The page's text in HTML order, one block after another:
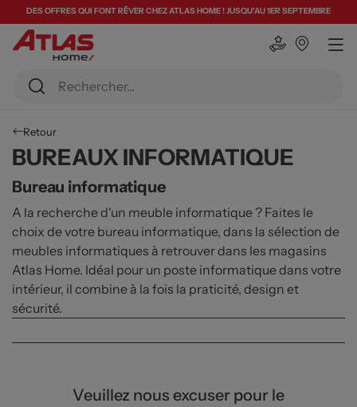
DES OFFRES QUI FONT RÊVER CHEZ ATLAS HOME ! JUSQU'AU 1ER SEPTEMBRE
Retour
BUREAUX INFORMATIQUE
Bureau informatique
A la recherche d'un meuble informatique ? Faites le
choix de votre bureau informatique, dans la sélection de
meubles informatiques à retrouver dans les magasins
Atlas Home. Idéal pour un poste informatique dans votre
intérieur, il combine à la fois la praticité, design et
sécurité.
Veuillez nous excuser pour le